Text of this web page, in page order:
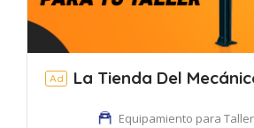
Ad La Tienda Del
Equipamiento para